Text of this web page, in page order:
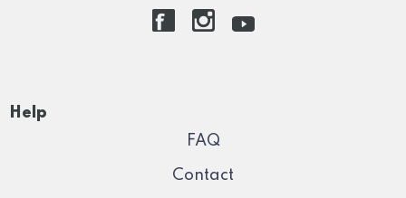
Help
FAQ
Contact